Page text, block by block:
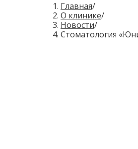
Главная/
О клинике/
Новости/
Cтоматология